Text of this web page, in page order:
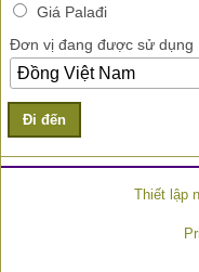
Giá Palađi
Đơn vị đang được sử dụng
Đi đến
Thiết lập